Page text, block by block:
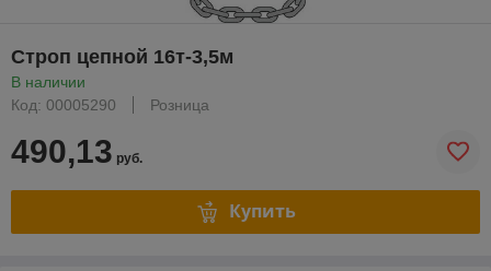
Строп цепной 16т-3,5м
В наличии
Код: 00005290
Розница
490,13 руб.
Купить